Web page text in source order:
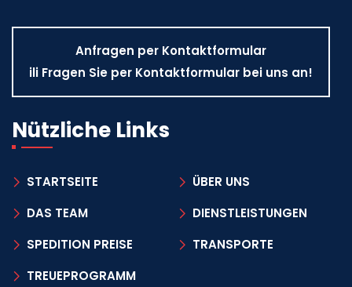
Anfragen per Kontaktformular
ili Fragen Sie per Kontaktformular bei uns an!
Nützliche Links
STARTSEITE
ÜBER UNS
DAS TEAM
DIENSTLEISTUNGEN
SPEDITION PREISE
TRANSPORTE
TREUEPROGRAMM